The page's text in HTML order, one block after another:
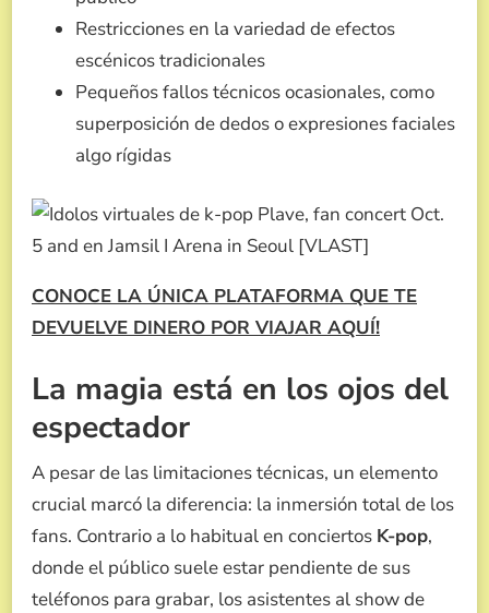
Restricciones en la variedad de efectos
escénicos tradicionales
Pequeños fallos técnicos ocasionales, como
superposición de dedos o expresiones faciales
algo rígidas
CONOCE LA ÚNICA PLATAFORMA QUE TE
DEVUELVE DINERO POR VIAJAR AQUÍ!
La magia está en los ojos del
espectador
A pesar de las limitaciones técnicas, un elemento
crucial marcó la diferencia: la inmersión total de los
fans. Contrario a lo habitual en conciertos K-pop,
donde el público suele estar pendiente de sus
teléfonos para grabar, los asistentes al show de